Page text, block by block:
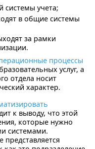
системы учета;
в общие системы
за рамки
процессы
услуг, а
отдела носит
характер.
к выводу, что этой
которые нужно
системами.